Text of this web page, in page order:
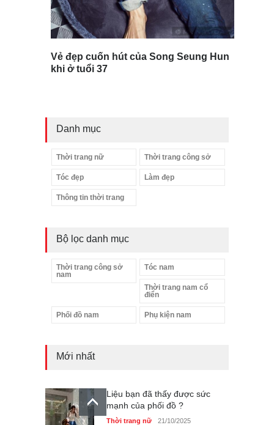
Vẻ đẹp cuốn hút của Song Seung Hun
khi ở tuổi 37
Danh mục
Thời trang nữ Thời trang công sở
Tóc đẹp Làm đẹp
Thông tin thời trang
Bộ lọc danh mục
Thời trang công sở
nam
Tóc nam
Thời trang nam cổ
điển
Phối đồ nam Phụ kiện nam
Mới nhất
Liệu bạn đã thấy được sức
mạnh của phối đồ ?
Thời trang nữ 21/10/2025